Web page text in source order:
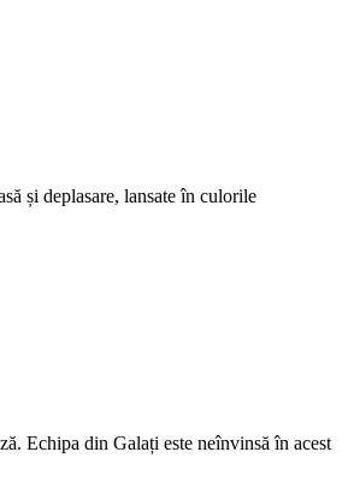
și deplasare, lansate în culorile
Echipa din Galați este neînvinsă în acest